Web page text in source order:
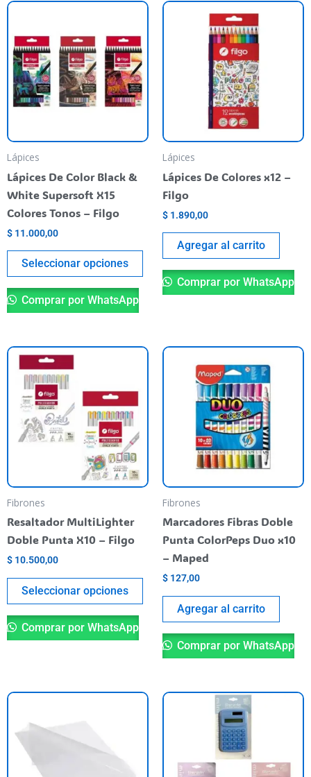
Lápices
Lápices De Color Black &
White Supersoft X15
Colores Tonos – Filgo
$ 11.000,00
Seleccionar opciones
Este
se
pueden
elegir
producto
Comprar por WhatsApp
Lápices
Lápices De Colores x12 –
Filgo
$ 1.890,00
Agregar al carrito
Comprar por WhatsApp
Fibrones
Resaltador MultiLighter
Doble Punta X10 – Filgo
$ 10.500,00
Seleccionar opciones
Este
se
pueden
elegir
página
producto
Comprar por WhatsApp
Fibrones
Marcadores Fibras Doble
Punta ColorPeps Duo x10
– Maped
$ 127,00
Agregar al carrito
Comprar por WhatsApp